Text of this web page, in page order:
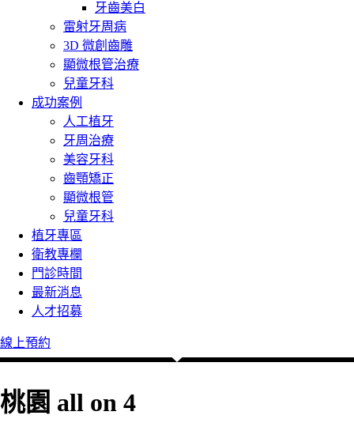
牙齒美白
雷射牙周病
3D 微創齒雕
顯微根管治療
兒童牙科
成功案例
人工植牙
牙周治療
美容牙科
齒顎矯正
顯微根管
兒童牙科
植牙專區
衛教專欄
門診時間
最新消息
人才招募
線上預約
桃園 all on 4